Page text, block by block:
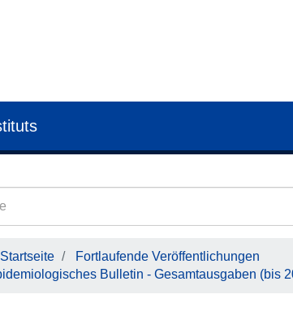
Fortlaufende Veröffentlichungen
Bulletin - Gesamtausgaben (bis